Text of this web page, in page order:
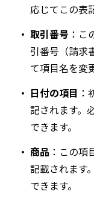
応じてこの表
取引番号 ：こ
引番号（請求
て項目名を変
日付の項目 ：
記されます。
できます。
商品 ：この
記載されます
できます。